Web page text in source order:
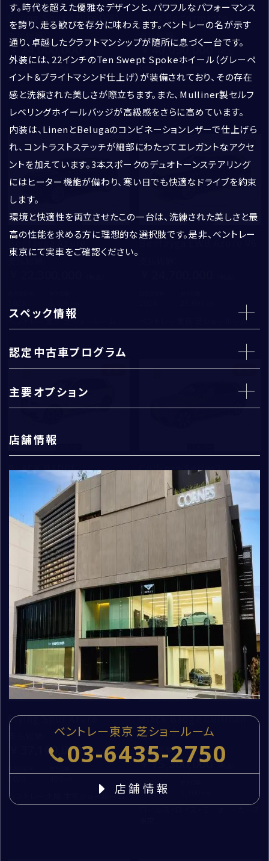
アフターサービス
ショールーム＆サービスセンター
採用情報
お問い合わせ
コーンズ・モータースについて
代表挨拶
社会貢献活動（MAKE A MOVEMENT）について
Flying Spur Azure（V8）
支払総額：
24,000,000
2023
6,469
ベントレー東京 芝ショールーム
Urus Performante
支払総額
40,050,000
2023
21,183
ランボルギーニ芝 ショールーム
新着
Bentayga Azure
ベントレー東京 芝ショールーム
新着
Bentayga EWB Azure V8
ベントレー東京 芝ショールーム
新着
BLACK BADGE
CULLINAN Series2
：
73,200,000
初度登録年： 走行距離：
300
ロールス・ロイス・モーター・カーズ
新着
Cullinan Series2
支払総額：
59,200,000
初度登録年：
ロールス・ロイス・モーター・カーズ
新着
Flying Spur Azure
37,100,000
ベントレー大阪 本町ショールーム
新着
Black Badge Cullinan
Series2
支払総額：
75,300,000
初度登録年：
2025
す。時代を超えた優雅なデザインと、パワフルなパフォーマンス
を誇り、走る歓びを存分に味わえます。ベントレーの名が示す
通り、卓越したクラフトマンシップが随所に息づく一台です。
外装には、22インチのTen Swept Spokeホイール（グレーペ
イント＆ブライトマシンド仕上げ）が装備されており、その存在
感と洗練された美しさが際立ちます。また、Mulliner製セルフ
レベリングホイールバッジが高級感をさらに高めています。
内装は、LinenとBelugaのコンビネーションレザーで仕上げら
れ、コントラストステッチが細部にわたってエレガントなアクセ
ントを加えています。3本スポークのデュオトーンステアリング
にはヒーター機能が備わり、寒い日でも快適なドライブを約束
します。
環境と快適性を両立させたこの一台は、洗練された美しさと最
高の性能を求める方に理想的な選択肢です。是非、ベントレー
東京にて実車をご確認ください。
スペック情報
km
cc
kg
認定中古車プログラム
定期交換指定部品は年式および走行距離
に応じて交換
その他は車両状況に応じて交換
車保証が切れた日より1年間
主要オプション
店舗情報
ベントレー東京 芝ショールーム
03-6435-2750
店舗情報
せい
めい
ご連絡方法 *
電話 メール
電話番号 *
例）03-1234-5678
※半角英数字
※半角英数字
郵便番号 -
都道府県
市区町村・番地
建物名・部屋番号
個人情報の取扱いについて
お問い合わせにおける個人情報の取扱いについて
を
必ずお読みください。
同意する
閉じる
CORNES TOP